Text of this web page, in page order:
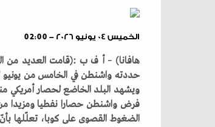
الخميس ٠٤ يونيو ٢٠٢٦ - 02:00